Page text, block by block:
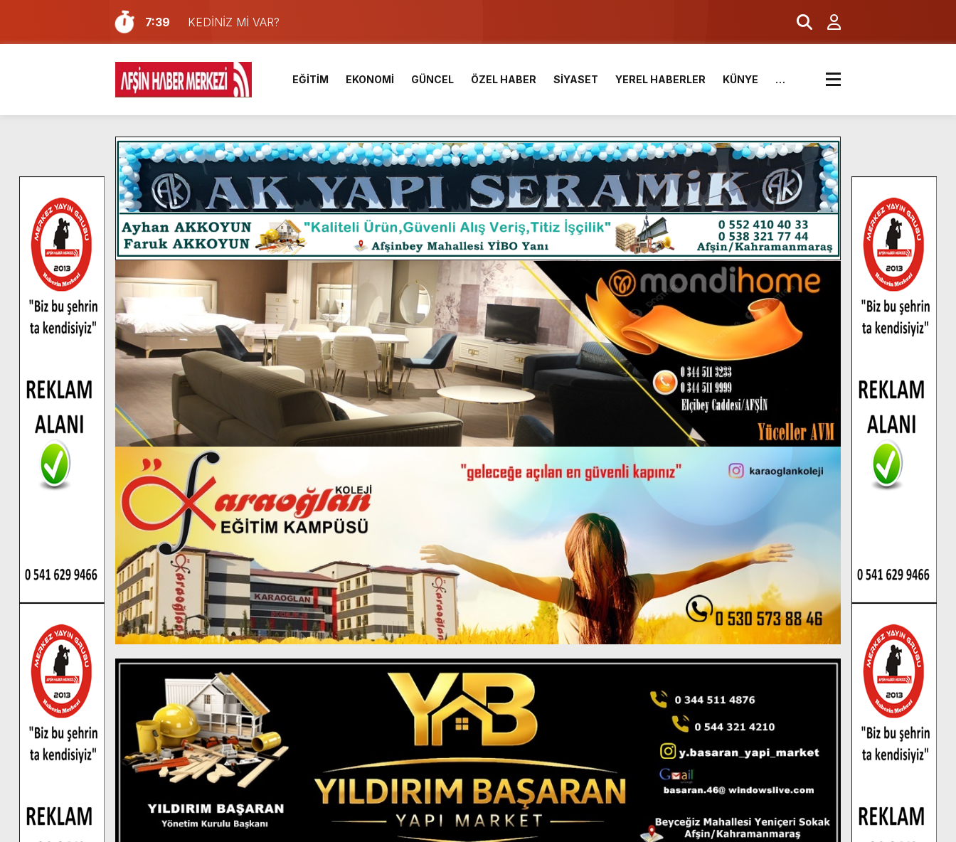
7:39
KEDİNİZ Mİ VAR?
7:27
Cumhurbaşkanı Erdoğan, Ayser Çalık Ortaokulu Şehitlerinin Aileleriyle Bir Araya Geldi.
13:57
Afşin Heyetinden Kaymakam Muammer Sarıdoğan’a Beşikdüzü’nde hayırlı olsun ziyareti.
10:34
Vatandaşlardan Ağustos Fuarı’na Tam Not.
16:48
Pusula Maraş Kamplarında 2 Bin Genç Doğa ve Bilimle Buluştu.
16:46
Pusula Maraş’ın Akademik Desteği Türkiye Derecesi Getirdi.
9:47
Afşin’de Orjinal deri işçiliği hediyelik eşya satışı Yunus Dağdelen tarafından yaşatılıyor.
8:37
Başkan Furkan Kılınç: “Bu birliktelik, Afşin Spor’un en büyük gücüdür.”
4:28
Başkan Görgel, Kahramanmaraş Kalesinde çalışmaları yerinde inceledi.
14:05
Madrigal, Perşembe Günü KAFUM’da Sahne Alacak.
EĞİTİM EKONOMİ GÜNCEL ÖZEL HABER SİYASET YEREL HABERLER KÜNYE …